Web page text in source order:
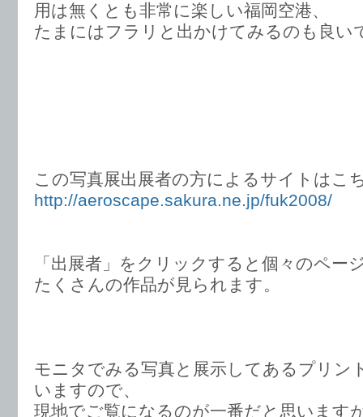
用は無くとも非常に楽しい福岡空港、
たまにはフラリと出かけてみるのも良い
この写真展出展者の方によるサイトはこ
http://aeroscape.sakura.ne.jp/fuk2008/
「出展者」をクリックすると個々のペー
たくさんの作品が見られます。
モニタでみる写真と展示してあるプリン
いますので、
現地でご覧になるのが一番だと思います